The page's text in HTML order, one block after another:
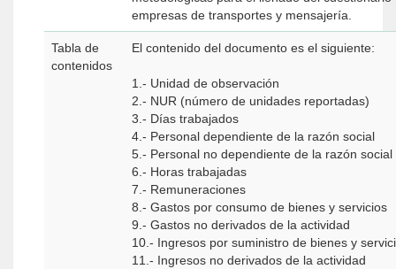
empresas de transportes y mensajería.
Tabla de
contenidos
El contenido del documento es el siguiente:
1.- Unidad de observación
2.- NUR (número de unidades reportadas)
3.- Días trabajados
4.- Personal dependiente de la razón social
5.- Personal no dependiente de la razón social
6.- Horas trabajadas
7.- Remuneraciones
8.- Gastos por consumo de bienes y servicios
9.- Gastos no derivados de la actividad
10.- Ingresos por suministro de bienes y
11.- Ingresos no derivados de la actividad